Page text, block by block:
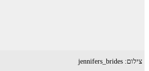
צילום: jennifers_brides